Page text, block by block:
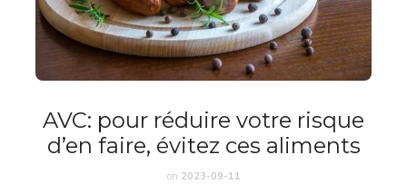
AVC: pour réduire votre risque
d’en faire, évitez ces aliments
on 2023-09-11